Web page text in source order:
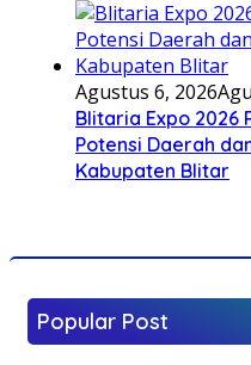
Agustus 6, 2026
Blitaria Expo 2026
Potensi Daerah
Kabupaten Blitar
Popular Post